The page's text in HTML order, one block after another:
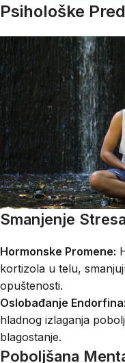
Psihološke
Smanjenje
Hormonske Promene:
kortizola u telu,
opuštenosti.
Oslobađanje Endorfina:
hladnog izlaganja
blagostanje.
Poboljšana